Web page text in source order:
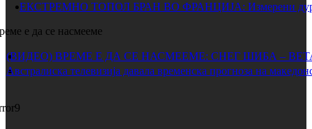
ЕКСТРЕМНО ТОПОЛ БРАН ВО ФРАНЦИЈА: Измерени дури
е да се насмееме
(ВИДЕО) ВРЕМЕ Е ДА СЕ НАСМЕЕМЕ: СНЕГ ШИБА –
Австралиска телевизија давала временска прогноза на